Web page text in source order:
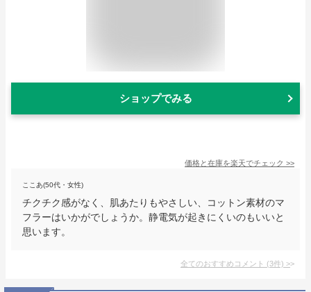
ショップでみる
価格と在庫を楽天でチェック >>
ここあ(50代・女性)
チクチク感がなく、肌あたりもやさしい、コットン素材のマ
フラーはいかがでしょうか。静電気が起きにくいのもいいと
思います。
全てのおすすめコメント (3件) >